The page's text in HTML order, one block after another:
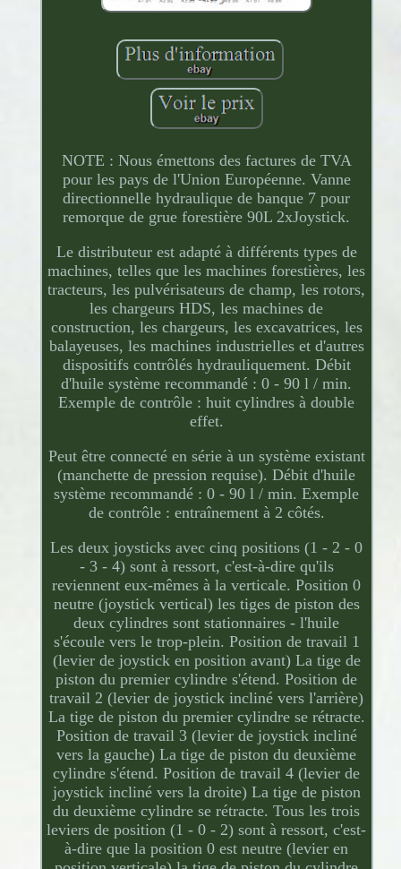
NOTE : Nous émettons des factures de TVA
pour les pays de l'Union Européenne. Vanne
directionnelle hydraulique de banque 7 pour
remorque de grue forestière 90L 2xJoystick.
Le distributeur est adapté à différents types de
machines, telles que les machines forestières, les
tracteurs, les pulvérisateurs de champ, les rotors,
les chargeurs HDS, les machines de
construction, les chargeurs, les excavatrices, les
balayeuses, les machines industrielles et d'autres
dispositifs contrôlés hydrauliquement. Débit
d'huile système recommandé : 0 - 90 l / min.
Exemple de contrôle : huit cylindres à double
effet.
Peut être connecté en série à un système existant
(manchette de pression requise). Débit d'huile
système recommandé : 0 - 90 l / min. Exemple
de contrôle : entraînement à 2 côtés.
Les deux joysticks avec cinq positions (1 - 2 - 0
- 3 - 4) sont à ressort, c'est-à-dire qu'ils
reviennent eux-mêmes à la verticale. Position 0
neutre (joystick vertical) les tiges de piston des
deux cylindres sont stationnaires - l'huile
s'écoule vers le trop-plein. Position de travail 1
(levier de joystick en position avant) La tige de
piston du premier cylindre s'étend. Position de
travail 2 (levier de joystick incliné vers l'arrière)
La tige de piston du premier cylindre se rétracte.
Position de travail 3 (levier de joystick incliné
vers la gauche) La tige de piston du deuxième
cylindre s'étend. Position de travail 4 (levier de
joystick incliné vers la droite) La tige de piston
du deuxième cylindre se rétracte. Tous les trois
leviers de position (1 - 0 - 2) sont à ressort, c'est-
à-dire que la position 0 est neutre (levier en